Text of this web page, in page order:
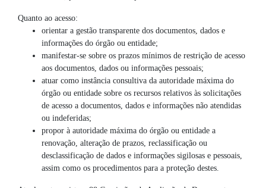
Quanto ao acesso:
orientar a gestão transparente dos documentos, dados e
informações do órgão ou entidade;
manifestar-se sobre os prazos mínimos de restrição de acesso
aos documentos, dados ou informações pessoais;
atuar como instância consultiva da autoridade máxima do
órgão ou entidade sobre os recursos relativos às solicitações
de acesso a documentos, dados e informações não atendidas
ou indeferidas;
propor à autoridade máxima do órgão ou entidade a
renovação, alteração de prazos, reclassificação ou
desclassificação de dados e informações sigilosas e pessoais,
assim como os procedimentos para a proteção destes.